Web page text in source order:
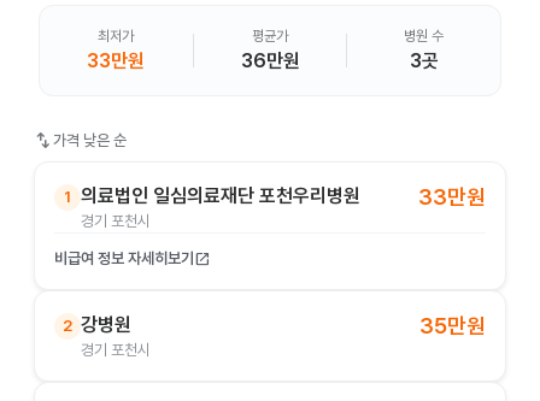
최저가
33만원
평균가
36만원
병원 수
3곳
swap_vert 가격 낮은 순
1 의료법인 일심의료재단 포천우리병원
경기 포천시
33만원
비급여 정보 자세히보기 open_in_new
2 강병원
경기 포천시
35만원